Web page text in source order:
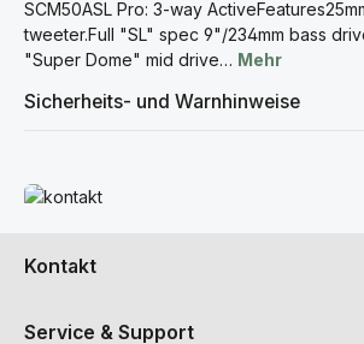
SCM50ASL Pro: 3-way
tweeter.Full "SL" spec 9"/234mm bass
"Super Dome" mid drive… Mehr
Sicherheits- und Warnhinweise
Mehr erfahren
Kontakt
Service & Support